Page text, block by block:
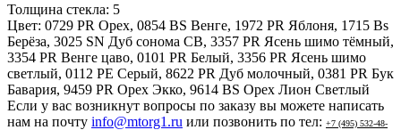
Толщина стекла: 5
Цвет: 0729 PR Орех, 0854 BS Венге, 1972 PR Яблоня, 1715 Bs
Берёза, 3025 SN Дуб сонома СВ, 3357 PR Ясень шимо тёмный,
3354 PR Венге цаво, 0101 PR Белый, 3356 PR Ясень шимо
светлый, 0112 PE Серый, 8622 PR Дуб молочный, 0381 PR Бук
Бавария, 9459 PR Орех Экко, 9614 BS Орех Лион Светлый
Если у вас возникнут вопросы по заказу вы можете написать
нам на почту info@mtorg1.ru или позвонить по тел: +7 (495) 532-48-